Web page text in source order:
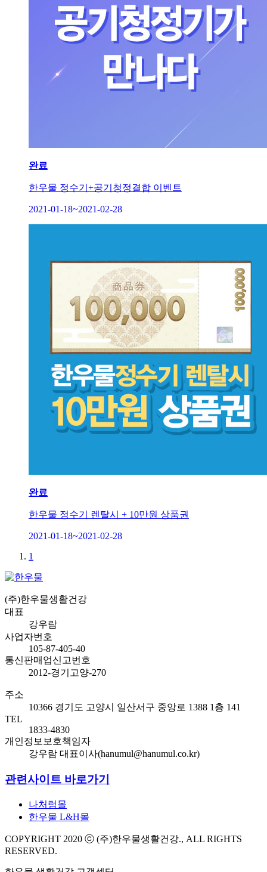
완료
한우물 정수기+공기청정결합 이벤트
2021-01-18~2021-02-28
완료
한우물 정수기 렌탈시 + 10만원 상품권
2021-01-18~2021-02-28
1
(주)한우물생활건강
대표
강우람
사업자번호
105-87-405-40
통신판매업신고번호
2012-경기고양-270
주소
10366 경기도 고양시 일산서구 중앙로 1388 1층 141
TEL
1833-4830
개인정보보호책임자
강우람 대표이사(hanumul@hanumul.co.kr)
관련사이트 바로가기
나처럼몰
한우물 L&H몰
COPYRIGHT 2020 ⓒ (주)한우물생활건강., ALL RIGHTS
RESERVED.